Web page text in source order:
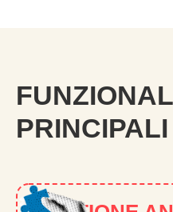
PRINCIPALI